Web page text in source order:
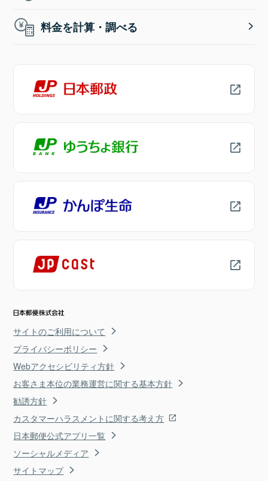
料金を計算・調べる
サイトのご利用について
プライバシーポリシー
Webアクセシビリティ方針
お客さま本位の業務運営に関する基本方針
勧誘方針
カスタマーハラスメントに関する考え方
日本郵便公式アプリ一覧
ソーシャルメディア
サイトマップ